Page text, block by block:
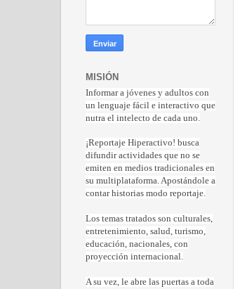
MISIÓN
Informar a jóvenes y adultos con
un lenguaje fácil e interactivo que
nutra el intelecto de cada uno.
¡Reportaje Hiperactivo! busca
difundir actividades que no se
emiten en medios tradicionales en
su multiplataforma. Apostándole a
contar historias modo reportaje.
Los temas tratados son culturales,
entretenimiento, salud, turismo,
educación, nacionales, con
proyección internacional.
A su vez, le abre las puertas a toda